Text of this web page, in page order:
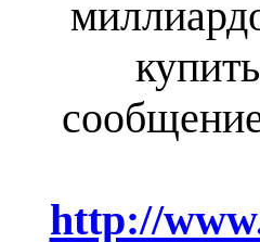
http://